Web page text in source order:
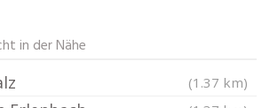
in der Nähe
(1.37 km)